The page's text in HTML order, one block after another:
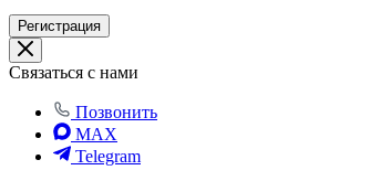
Регистрация
Связаться с нами
Позвонить
MAX
Telegram